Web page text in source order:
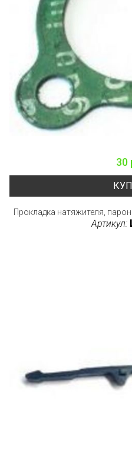
30
Прокладка натяжителя,
Артикул: